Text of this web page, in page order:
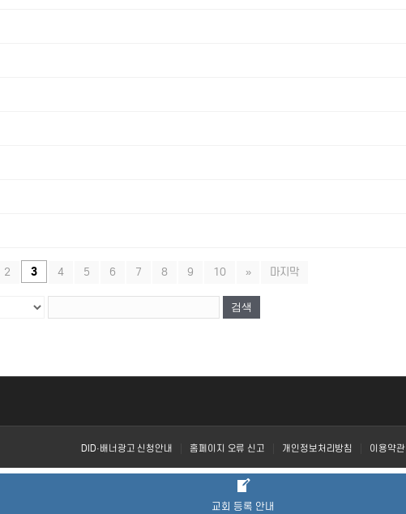
2 3 4 5 6 7 8 9 10 » 마지막
검색
DID·배너광고 신청안내 홈페이지 오류 신고 개인정보처리방침 이용약관
교회 등록 안내